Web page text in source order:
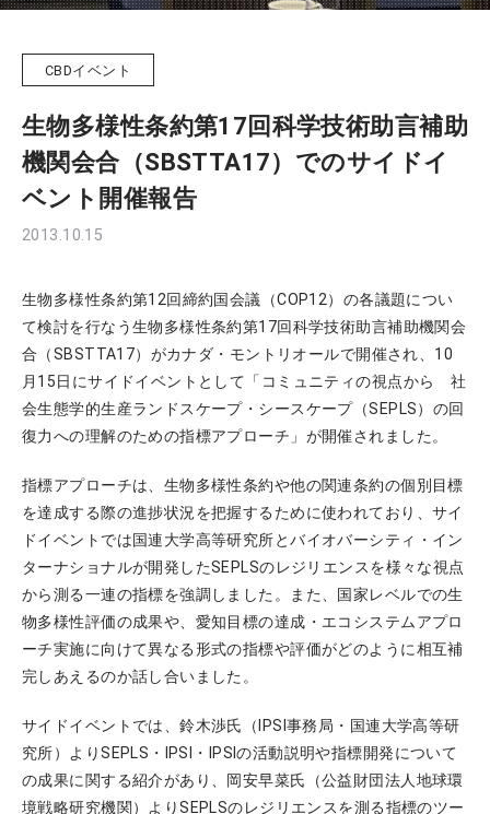
CBDイベント
生物多様性条約第17回科学技術助言補助
機関会合（SBSTTA17）でのサイドイ
ベント開催報告
2013.10.15
生物多様性条約第12回締約国会議（COP12）の各議題につい
て検討を行なう生物多様性条約第17回科学技術助言補助機関会
合（SBSTTA17）がカナダ・モントリオールで開催され、10
月15日にサイドイベントとして「コミュニティの視点から 社
会生態学的生産ランドスケープ・シースケープ（SEPLS）の回
復力への理解のための指標アプローチ」が開催されました。
指標アプローチは、生物多様性条約や他の関連条約の個別目標
を達成する際の進捗状況を把握するために使われており、サイ
ドイベントでは国連大学高等研究所とバイオバーシティ・イン
ターナショナルが開発したSEPLSのレジリエンスを様々な視点
から測る一連の指標を強調しました。また、国家レベルでの生
物多様性評価の成果や、愛知目標の達成・エコシステムアプロ
ーチ実施に向けて異なる形式の指標や評価がどのように相互補
完しあえるのか話し合いました。
サイドイベントでは、鈴木渉氏（IPSI事務局・国連大学高等研
究所）よりSEPLS・IPSI・IPSIの活動説明や指標開発について
の成果に関する紹介があり、岡安早菜氏（公益財団法人地球環
境戦略研究機関）よりSEPLSのレジリエンスを測る指標のツー